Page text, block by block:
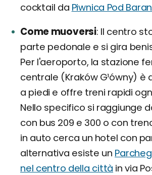
cocktail da Piwnica Pod
Come muoversi Il centro
parte pedonale e si gira
Per l'aeroporto, la stazione
centrale (Kraków G¹ówny) è
a piedi e offre treni rapidi
Nello specifico si raggiunge
con bus 209 e 300 o con
in auto cerca un hotel con
alternativa esiste un
nel centro della città in via